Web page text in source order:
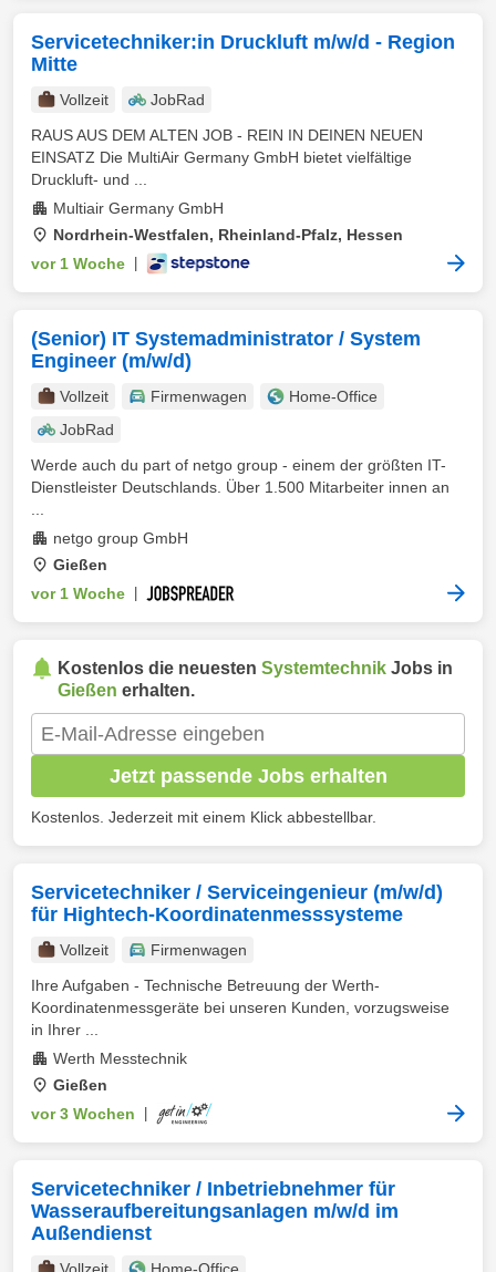
Servicetechniker:in Druckluft m/w/d - Region
Mitte
Vollzeit
JobRad
RAUS AUS DEM ALTEN JOB - REIN IN DEINEN NEUEN
EINSATZ Die MultiAir Germany GmbH bietet vielfältige
Druckluft- und ...
Multiair Germany GmbH
Nordrhein-Westfalen, Rheinland-Pfalz, Hessen
vor 1 Woche
(Senior) IT Systemadministrator / System
Engineer (m/w/d)
Vollzeit Firmenwagen
Home-Office
JobRad
Werde auch du part of netgo group - einem der größten IT-
Dienstleister Deutschlands. Über 1.500 Mitarbeiter innen an
netgo group GmbH
Gießen
vor 1 Woche
Kostenlos die neuesten Systemtechnik Jobs in
Gießen erhalten.
Jetzt passende Jobs erhalten
Kostenlos. Jederzeit mit einem Klick abbestellbar.
Servicetechniker / Serviceingenieur (m/w/d)
für Hightech-Koordinatenmesssysteme
Vollzeit
Firmenwagen
Ihre Aufgaben - Technische Betreuung der Werth-
Koordinatenmessgeräte bei unseren Kunden, vorzugsweise
in Ihrer ...
Werth Messtechnik
Gießen
vor 3 Wochen
Servicetechniker / Inbetriebnehmer für
Wasseraufbereitungsanlagen m/w/d im
Außendienst